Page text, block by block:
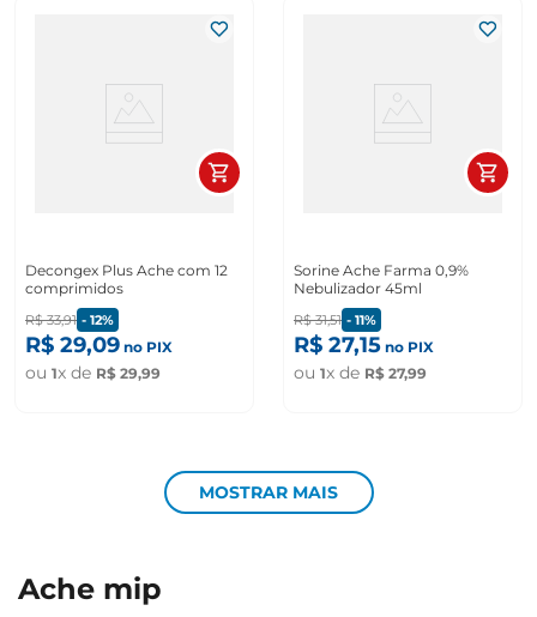
Decongex Plus Ache com 12
comprimidos
R$ 33,91 - 12%
R$ 29,09 no PIX
ou 1x de R$ 29,99
Sorine Ache Farma 0,9%
Nebulizador 45ml
R$ 31,51 - 11%
R$ 27,15 no PIX
ou 1x de R$ 27,99
MOSTRAR MAIS
ache mip